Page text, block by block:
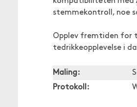
stemmekontroll, noe
Opplev fremtiden for
tedrikkeopplevelse i
Maling:
Protokoll: